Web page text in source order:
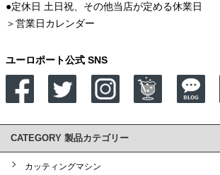
●定休日 土日祝、その他当店が定める休業日
＞営業日カレンダー
ユーロポート公式 SNS
CATEGORY 製品カテゴリー
カッティングマシン